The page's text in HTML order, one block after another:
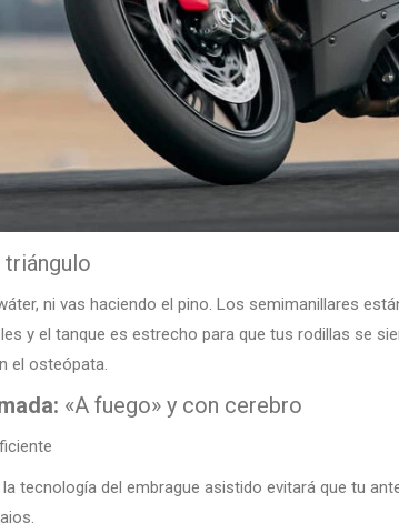
triángulo
ni vas haciendo el pino. Los semimanillares
y el tanque es estrecho para que tus rodillas se
el osteópata.
«A fuego» y con cerebro
tecnología del embrague asistido evitará que tu